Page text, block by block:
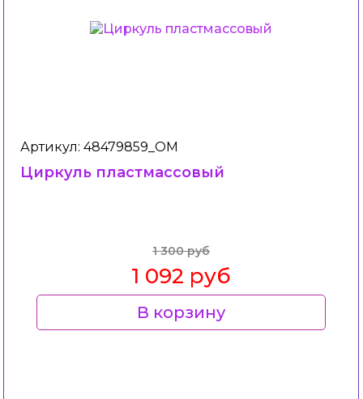
Артикул: 48479859_ОМ
Циркуль пластмассовый
1 300 руб
1 092 руб
В корзину